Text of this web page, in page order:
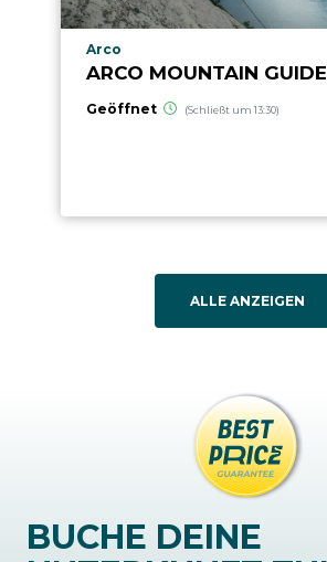
aria.poi_location_prefix
Arco
ARCO MOUNTAIN GUIDE
Geöffnet (Schließt um 13:30)
ALLE ANZEIGEN
BUCHE DEINE